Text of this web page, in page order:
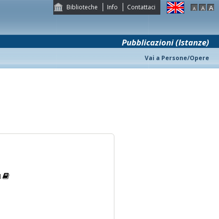
Biblioteche Info Contattaci
Pubblicazioni (Istanze)
Vai a Persone/Opere